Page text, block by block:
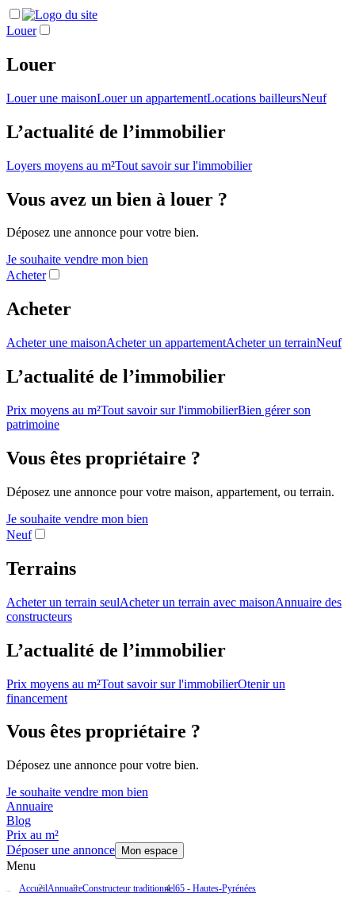
Louer
Louer
Louer une maisonLouer un appartementLocations bailleursNeuf
L’actualité de l’immobilier
Loyers moyens au m²Tout savoir sur l'immobilier
Vous avez un bien à louer ?
Déposez une annonce pour votre bien.
Je souhaite vendre mon bien
Acheter
Acheter
Acheter une maisonAcheter un appartementAcheter un terrainNeuf
L’actualité de l’immobilier
Prix moyens au m²Tout savoir sur l'immobilierBien gérer son
patrimoine
Vous êtes propriétaire ?
Déposez une annonce pour votre maison, appartement, ou terrain.
Je souhaite vendre mon bien
Neuf
Terrains
Acheter un terrain seulAcheter un terrain avec maisonAnnuaire des
constructeurs
L’actualité de l’immobilier
Prix moyens au m²Tout savoir sur l'immobilierOtenir un
financement
Vous êtes propriétaire ?
Déposez une annonce pour votre bien.
Je souhaite vendre mon bien
Annuaire
Blog
Prix au m²
Déposer une annonce
Mon espace
Menu
AccueilAnnuaireConstructeur traditionnel65 - Hautes-Pyrénées